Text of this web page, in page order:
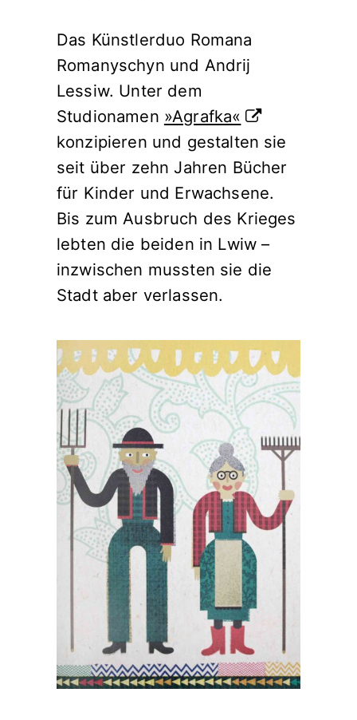
Das Künstlerduo Romana
Romanyschyn und Andrij
Lessiw. Unter dem
Studionamen »Agrafka«
konzipieren und gestalten sie
seit über zehn Jahren Bücher
für Kinder und Erwachsene.
Bis zum Ausbruch des Krieges
lebten die beiden in Lwiw –
inzwischen mussten sie die
Stadt aber verlassen.